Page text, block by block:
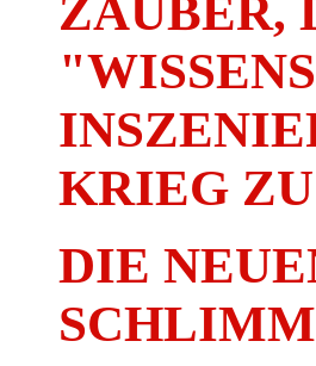
ZAUBER,
KRIEG
DIE